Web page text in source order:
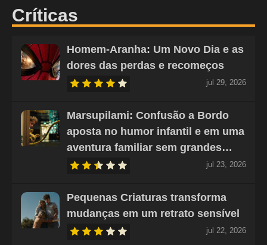
Críticas
Homem-Aranha: Um Novo Dia e as
dores das perdas e recomeços
jul 29, 2026
Marsupilami: Confusão a Bordo
aposta no humor infantil e em uma
aventura familiar sem grandes…
jul 23, 2026
Pequenas Criaturas transforma
mudanças em um retrato sensível
jul 22, 2026